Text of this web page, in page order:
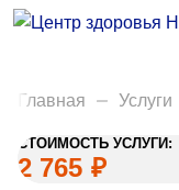
Анализы
Акции
Вакансии
Главная Услуги
СТОИМОСТЬ УСЛУГИ:
2 765 ₽